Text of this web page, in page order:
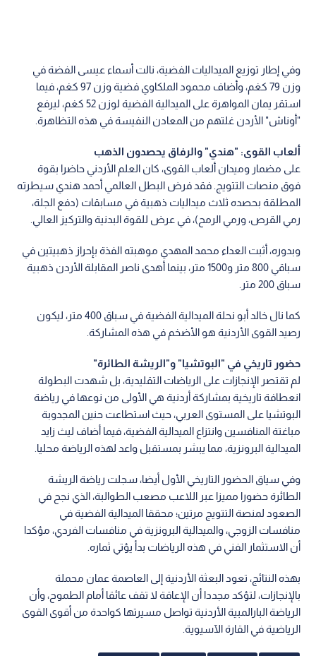
وفي إطار توزيع الميداليات الفضية، نالت أسماء عيسى الفضة في
وزن 79 كغم، وأضاف محمود الملكاوي فضية وزن 97 كغم، فيما
استقر يمان المواهرة على الميدالية الفضية لوزن 52 كغم، ليرفع
"أوناش" الأردن غلتهم من المعادن النفيسة في هذه التظاهرة.
ألعاب القوى: "هندي" والرفاق يحصدون الذهب
على مضمار وميدان ألعاب القوى، كان العلم الأردني حاضرا بقوة
فوق منصات التتويج. فقد فرض البطل العالمي أحمد هندي سيطرته
المطلقة بحصده ثلاث ميداليات ذهبية في مسابقات (دفع الجلة،
رمي القرص، ورمي الرمح)، في عرض للقوة البدنية والتركيز العالي.
وبدوره، أثبت العداء محمد المهدي موهبته الفذة بإحراز ذهبيتين في
سباقي 800 متر و1500 متر، بينما أهدى ناصر المقابلة الأردن ذهبية
سباق 200 متر.
كما نال خالد أبو نحلة الميدالية الفضية في سباق 400 متر، ليكون
رصيد القوى الأردنية هو الأضخم في هذه المشاركة.
حضور تاريخي في "البوتشيا" و"الريشة الطائرة"
لم تقتصر الإنجازات على الرياضات التقليدية، بل شهدت البطولة
انعطافة تاريخية بمشاركة أردنية هي الأولى من نوعها في رياضة
البوتشيا على المستوى العربي، حيث استطاعت حنين المجدوبة
مباغتة المنافسين وانتزاع الميدالية الفضية، فيما أضاف ليث زايد
الميدالية البرونزية، مما يبشر بمستقبل واعد لهذه الرياضة محليا.
وفي سياق الحضور التاريخي الأول أيضا، سجلت رياضة الريشة
الطائرة حضورا مميزا عبر اللاعب مصعب الطوالبة، الذي نجح في
الصعود لمنصة التتويج مرتين؛ محققا الميدالية الفضية في
منافسات الزوجي، والميدالية البرونزية في منافسات الفردي، مؤكدا
أن الاستثمار الفني في هذه الرياضات بدأ يؤتي ثماره.
بهذه النتائج، تعود البعثة الأردنية إلى العاصمة عمان محملة
بالإنجازات، لتؤكد مجددا أن الإعاقة لا تقف عائقا أمام الطموح، وأن
الرياضة البارالمبية الأردنية تواصل مسيرتها كواحدة من أقوى القوى
الرياضية في القارة الآسيوية.